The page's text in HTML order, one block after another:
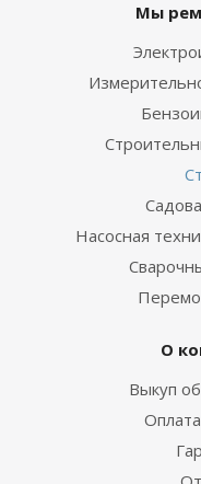
Мы
Насосная
О
Выкуп